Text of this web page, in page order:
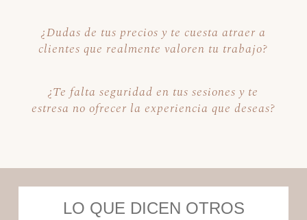
¿Dudas de tus precios y te cuesta atraer a
clientes que realmente valoren tu trabajo?
¿Te falta seguridad en tus sesiones y te
estresa no ofrecer la experiencia que deseas?
LO QUE DICEN OTROS